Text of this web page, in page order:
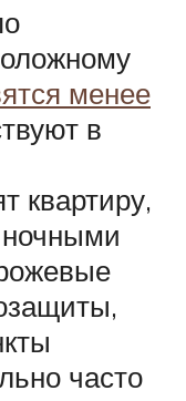
менее
в
квартиру,
часто